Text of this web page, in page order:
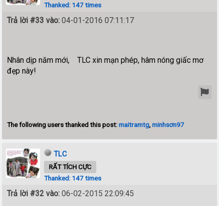
Thanked: 147 times
Trả lời #33 vào: 04-01-2016 07:11:17
Nhân dịp năm mới, TLC xin mạn phép, hâm nóng giấc mơ
đẹp này!
The following users thanked this post:maitramtg,minhsơn97
TLC
RẤT TÍCH CỰC
Thanked: 147 times
Trả lời #32 vào: 06-02-2015 22:09:45